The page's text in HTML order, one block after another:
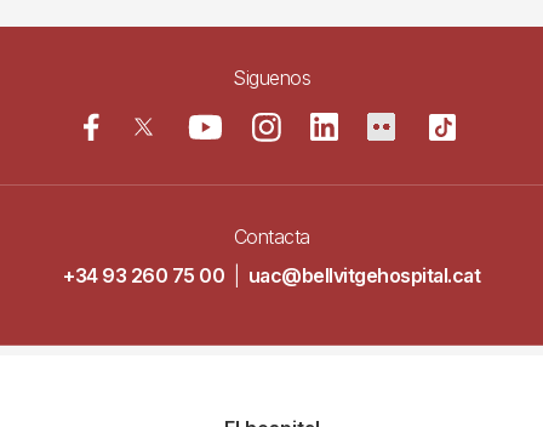
Siguenos
Contacta
+34 93 260 75 00
uac@bellvitgehospital.cat